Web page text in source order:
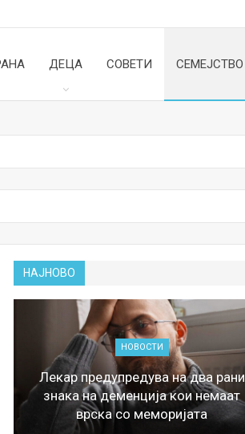
ДЕЦА СОВЕТИ СЕМЕЈСТВО
НАЈНОВО
НОВОСТИ
Лекар предупредува на два рани
знака на деменција кои немаат
врска со меморијата